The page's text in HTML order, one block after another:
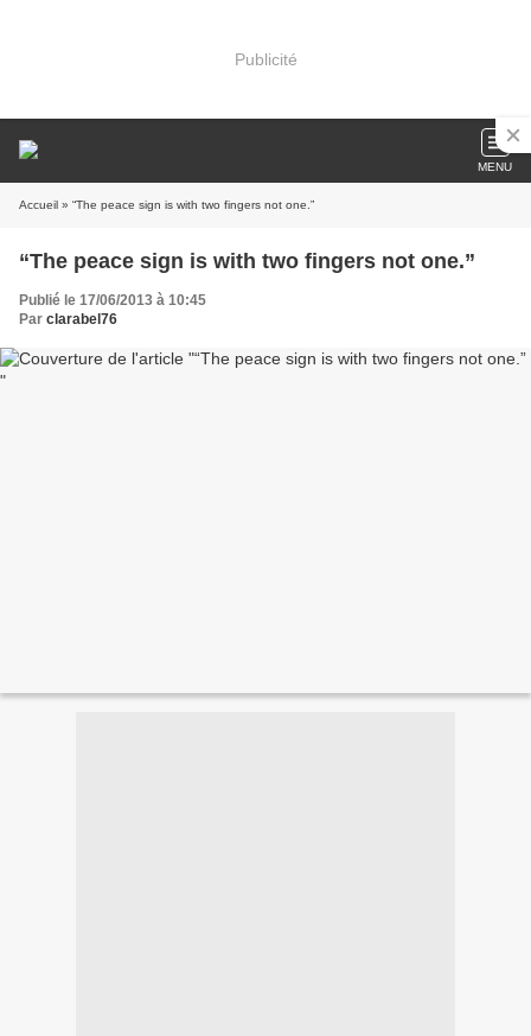
Publicité
MENU
Accueil » “The peace sign is with two fingers not one.”
“The peace sign is with two fingers not one.”
Publié le 17/06/2013 à 10:45
Par clarabel76